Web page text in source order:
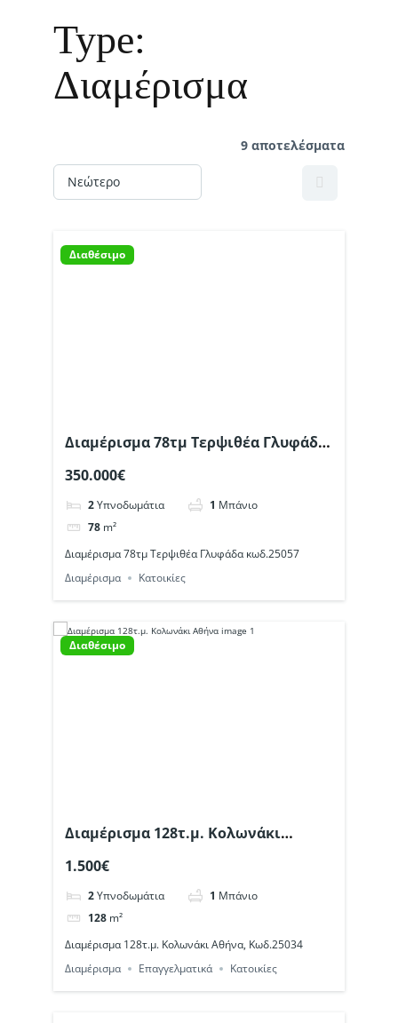
Type:
Διαμέρισμα
9 αποτελέσματα
Διαθέσιμο
Διαμέρισμα 78τμ Τερψιθέα Γλυφάδα
350.000€
2Υπνοδωμάτια 1 Μπάνιο
78 m²
Διαμέρισμα 78τμ Τερψιθέα Γλυφάδα κωδ.25057
Διαμέρισμα
Κατοικίες
Διαθέσιμο
Διαμέρισμα 128τ.μ. Κολωνάκι
1.500€
2Υπνοδωμάτια 1 Μπάνιο
128 m²
Διαμέρισμα 128τ.μ. Κολωνάκι Αθήνα, Κωδ.25034
Διαμέρισμα
Επαγγελματικά Κατοικίες